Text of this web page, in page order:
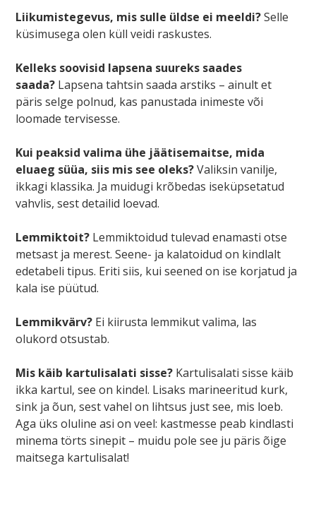
Liikumistegevus, mis sulle üldse ei meeldi?Selle
küsimusega olen küll veidi raskustes.
Kelleks soovisid lapsena suureks saades
saada? Lapsena tahtsin saada arstiks – ainult et
päris selge polnud, kas panustada inimeste või
loomade tervisesse.
Kui peaksid valima ühe jäätisemaitse, mida
eluaeg süüa, siis mis see oleks? Valiksin vanilje,
ikkagi klassika. Ja muidugi krõbedas iseküpsetatud
vahvlis, sest detailid loevad.
Lemmiktoit? Lemmiktoidud tulevad enamasti otse
metsast ja merest. Seene- ja kalatoidud on kindlalt
edetabeli tipus. Eriti siis, kui seened on ise korjatud ja
kala ise püütud.
Lemmikvärv? Ei kiirusta lemmikut valima, las
olukord otsustab.
Mis käib kartulisalati sisse? Kartulisalati sisse käib
ikka kartul, see on kindel. Lisaks marineeritud kurk,
sink ja õun, sest vahel on lihtsus just see, mis loeb.
Aga üks oluline asi on veel: kastmesse peab kindlasti
minema törts sinepit – muidu pole see ju päris õige
maitsega kartulisalat!